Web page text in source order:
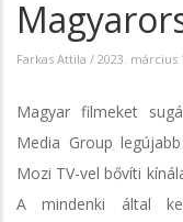
Farkas Attila / 2023. március
Magyar filmeket
Media Group
Mozi TV-vel bővíti
A mindenki által